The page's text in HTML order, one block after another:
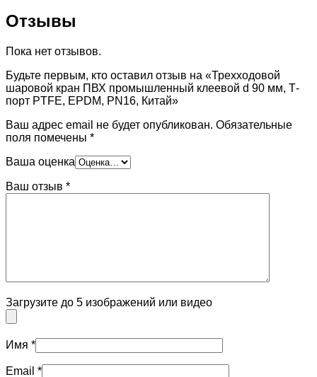
Отзывы
Пока нет отзывов.
Будьте первым, кто оставил отзыв на «Трехходовой
шаровой кран ПВХ промышленный клеевой d 90 мм, Т-
порт PTFE, EPDM, PN16, Китай»
Ваш адрес email не будет опубликован. Обязательные
поля помечены *
Ваша оценка
Ваш отзыв *
Загрузите до 5 изображений или видео
Имя *
Email *